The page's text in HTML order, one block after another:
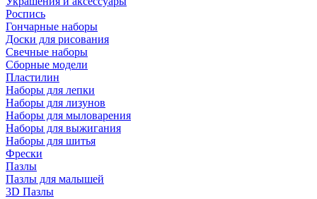
Роспись
Гончарные наборы
Доски для рисования
Свечные наборы
Сборные модели
Пластилин
Наборы для лепки
Наборы для лизунов
Наборы для мыловарения
Наборы для выжигания
Наборы для шитья
Фрески
Пазлы
Пазлы для малышей
3D Пазлы